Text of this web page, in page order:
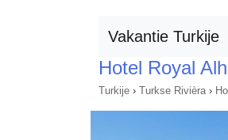
Vakantie Turkije
Hotel Royal
Turkije › Turkse Rivièra›